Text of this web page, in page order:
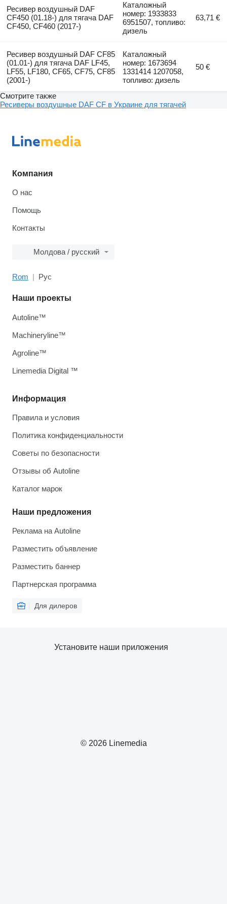
Ресивер воздушный DAF
CF450 (01.18-) для тягача DAF
CF450, CF460 (2017-)
Каталожный
номер: 1933833
6951507, топливо:
дизель
63,71 €
Ресивер воздушный DAF CF85
(01.01-) для тягача DAF LF45,
LF55, LF180, CF65, CF75, CF85
(2001-)
Каталожный
номер: 1673694
1331414 1207058,
топливо: дизель
50 €
Смотрите также
Ресиверы воздушные DAF CF в Украине для тягачей
Компания
О нас
Помощь
Контакты
Молдова / русский
Rom Рус
Информация
Правила и условия
Политика конфиденциальности
Советы по безопасности
Отзывы об Autoline
Каталог марок
Наши предложения
Реклама на Autoline
Разместить объявление
Разместить баннер
Партнерская программа
Для дилеров
Наши проекты
Autoline™
Machineryline™
Agroline™
Linemedia Digital ™
© 2026 Linemedia
Установите наши приложения